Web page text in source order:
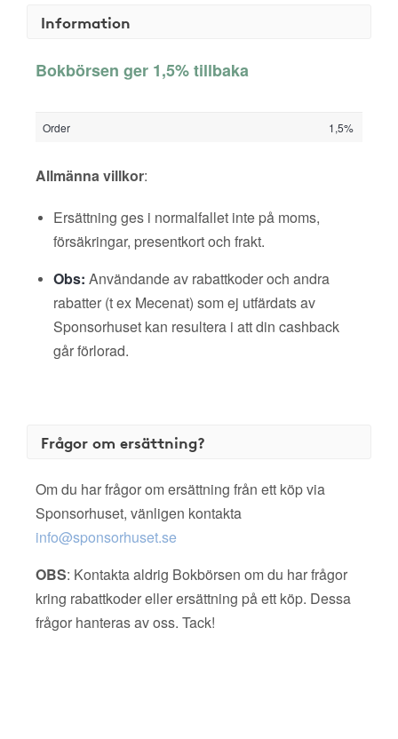
Information
Bokbörsen ger 1,5% tillbaka
Order 1,5%
Allmänna villkor:
Ersättning ges i normalfallet inte på moms,
försäkringar, presentkort och frakt.
Obs: Användande av rabattkoder och andra
rabatter (t ex Mecenat) som ej utfärdats av
Sponsorhuset kan resultera i att din cashback
går förlorad.
Frågor om ersättning?
Om du har frågor om ersättning från ett köp via
Sponsorhuset, vänligen kontakta
info@sponsorhuset.se
OBS: Kontakta aldrig Bokbörsen om du har frågor
kring rabattkoder eller ersättning på ett köp. Dessa
frågor hanteras av oss. Tack!